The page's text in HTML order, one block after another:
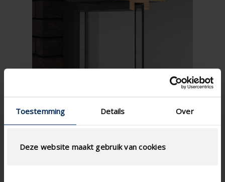
Toestemming Details Over
Deze website maakt gebruik van cookies